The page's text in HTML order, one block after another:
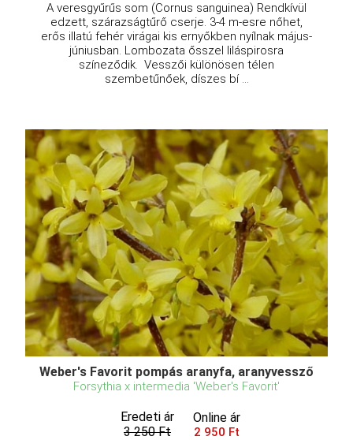
A veresgyűrűs som (Cornus sanguinea) Rendkívül
edzett, szárazságtűrő cserje. 3-4 m-esre nőhet,
erős illatú fehér virágai kis ernyőkben nyílnak május-
júniusban. Lombozata ősszel liláspirosra
színeződik. Vesszői különösen télen
szembetűnőek, díszes bí ...
Weber's Favorit pompás aranyfa, aranyvessző
Forsythia x intermedia 'Weber's Favorit'
Eredeti ár
3 250 Ft
Online ár
2 950 Ft